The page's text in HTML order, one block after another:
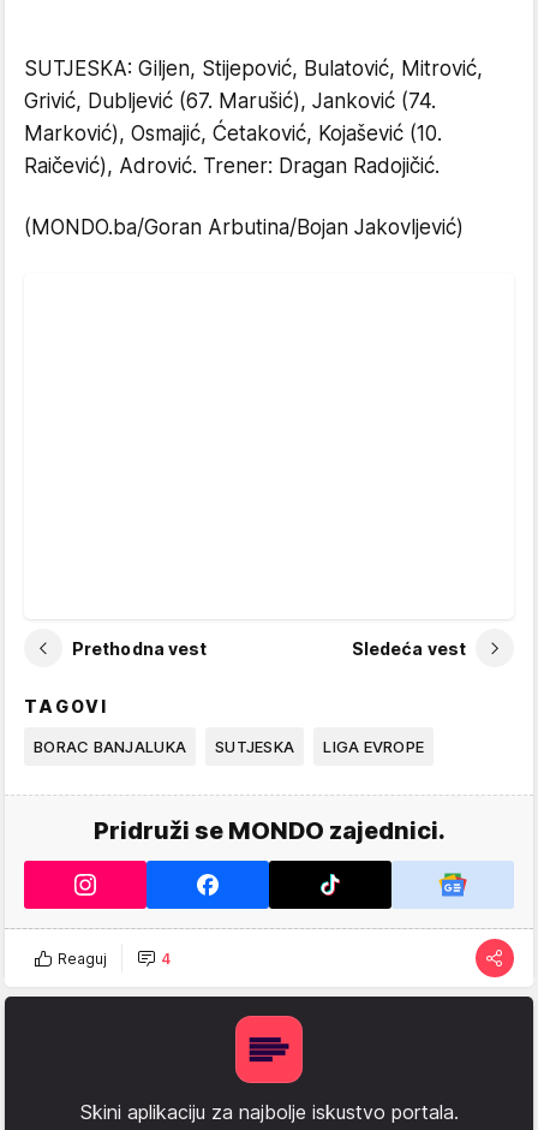
SUTJESKA: Giljen, Stijepović, Bulatović, Mitrović,
Grivić, Dubljević (67. Marušić), Janković (74.
Marković), Osmajić, Ćetaković, Kojašević (10.
Raičević), Adrović. Trener: Dragan Radojičić.
(MONDO.ba/Goran Arbutina/Bojan Jakovljević)
Prethodna vest Sledeća vest
TAGOVI
BORAC BANJALUKA SUTJESKA LIGA EVROPE
Pridruži se MONDO zajednici.
Reaguj 4
Skini aplikaciju za najbolje iskustvo portala.